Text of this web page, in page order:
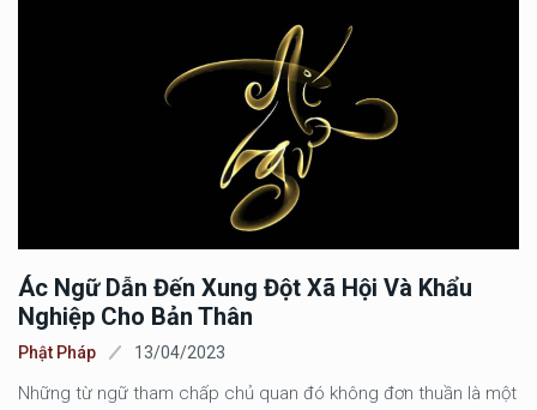
Ác Ngữ Dẫn Đến Xung Đột Xã Hội Và Khẩu
Nghiệp Cho Bản Thân
Phật Pháp 13/04/2023
Những từ ngữ tham chấp chủ quan đó không đơn thuần là một